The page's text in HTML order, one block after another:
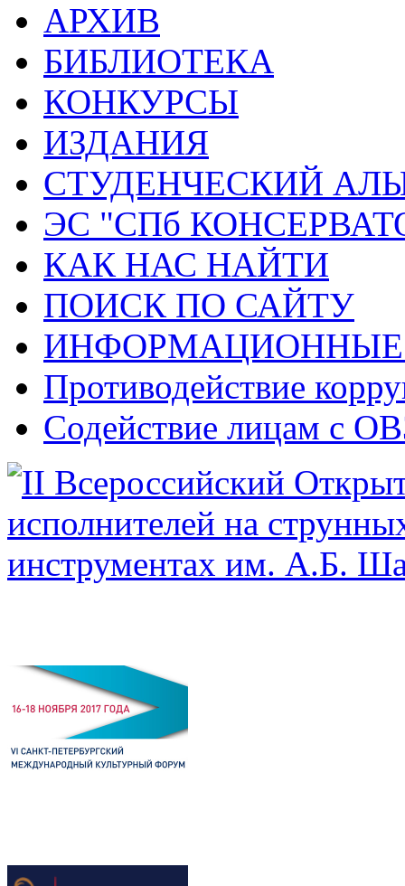
АРХИВ
БИБЛИОТЕКА
КОНКУРСЫ
ИЗДАНИЯ
СТУДЕНЧЕСКИЙ
ЭС "СПб
КАК НАС НАЙТИ
ПОИСК ПО САЙТУ
ИНФОРМАЦИОННЫЕ
Противодействие
Содействие лицам с